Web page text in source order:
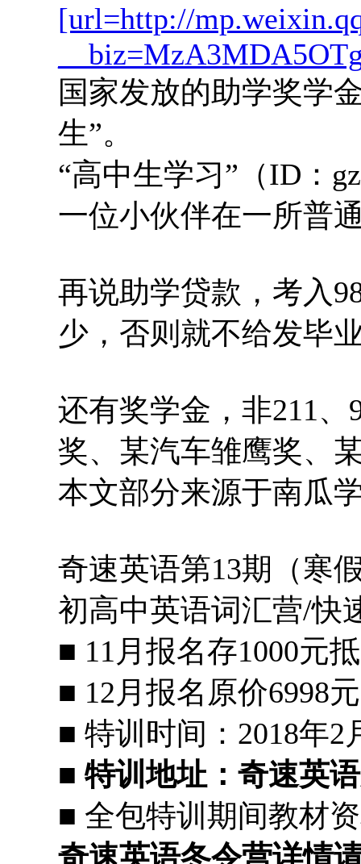
[url=http://
国家发放的助学奖学
生”。
“高中生学习”（ID：
一位小伙伴在一所普
再说助学贷款，考入
少，否则就不给发毕
还有奖学金，非211
奖、某汽车雏鹰奖、
本文部分来源于南瓜
奇速英语第13期（寒
初高中英语词汇营/快
■ 11月报名存1000元
■ 12月报名原价6998元
■ 特训时间：2018年
■ 特训地址：奇速英
■ 全包特训期间教材
奇速英语冬令营详情